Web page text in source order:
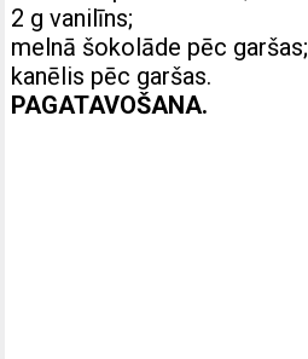
2 g vanilīns;
melnā šokolāde pēc garšas;
kanēlis pēc garšas.
PAGATAVOŠANA.